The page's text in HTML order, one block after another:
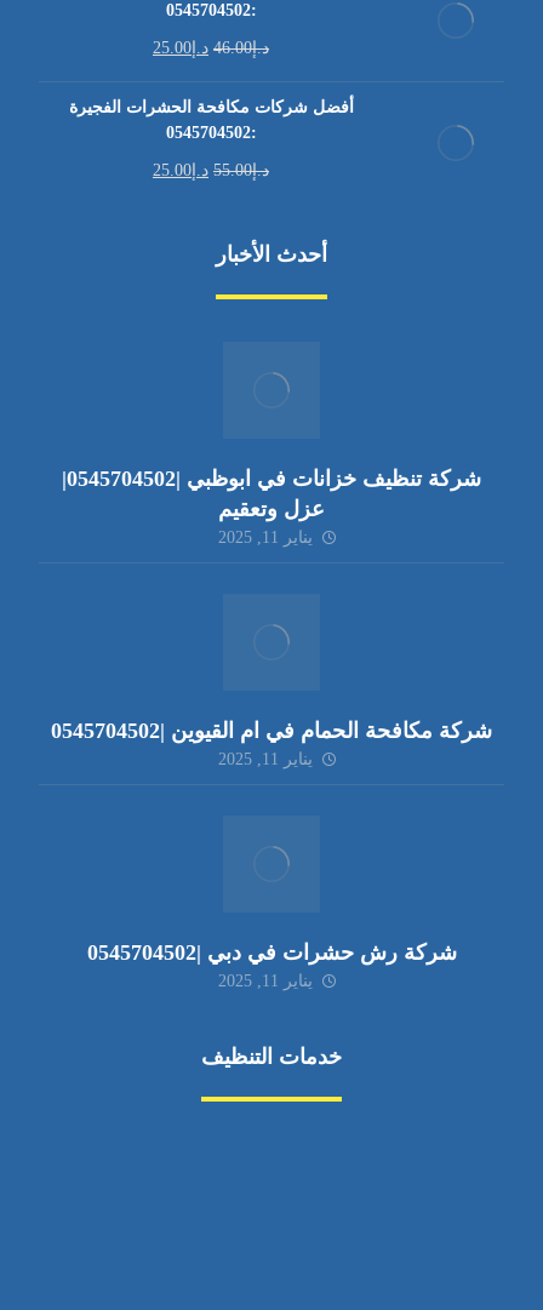
:0545704502
د.إ46.00 د.إ 25.00
أفضل شركات مكافحة الحشرات الفجيرة
:0545704502
د.إ55.00 د.إ 25.00
أحدث الأخبار
شركة تنظيف خزانات في ابوظبي |0545704502|
عزل وتعقيم
يناير 11, 2025
شركة مكافحة الحمام في ام القيوين |0545704502
يناير 11, 2025
شركة رش حشرات في دبي |0545704502
يناير 11, 2025
خدمات التنظيف